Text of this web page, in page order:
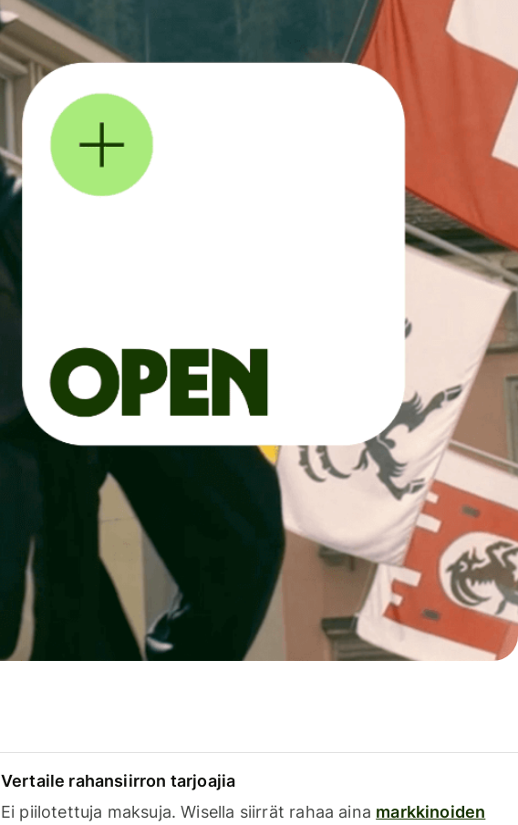
Vertaile rahansiirron tarjoajia
Ei piilotettuja maksuja. Wisella siirrät rahaa aina markkinoiden